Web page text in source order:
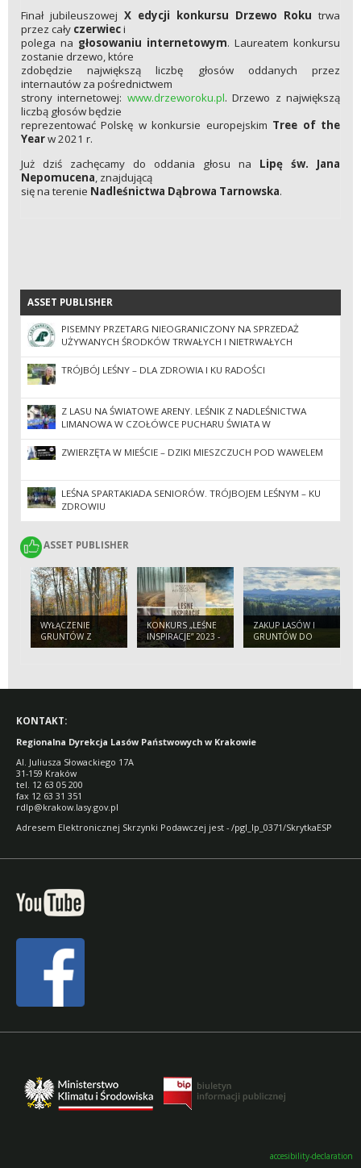
Finał jubileuszowej X edycji konkursu Drzewo Roku trwa
przez cały czerwieci
polega na głosowaniu internetowym. Laureatem konkursu
zostanie drzewo, które
zdobędzie największą liczbę głosów oddanych przez
internautów za pośrednictwem
strony internetowej: www.drzeworoku.pl. Drzewo z największą
liczbą głosów będzie
reprezentować Polskę w konkursie europejskim Tree of the
Yearw 2021 r.
Już dziś zachęcamy do oddania głosu na Lipę św. Jana
Nepomucena, znajdującą
się na terenie Nadleśnictwa Dąbrowa Tarnowska.
ASSET PUBLISHER
ASSET PUBLISHER
PISEMNY PRZETARG NIEOGRANICZONY NA SPRZEDAŻ
UŻYWANYCH ŚRODKÓW TRWAŁYCH I NIETRWAŁYCH
(DRUKARKI).
TRÓJBÓJ LEŚNY – DLA ZDROWIA I KU RADOŚCI
Z LASU NA ŚWIATOWE ARENY. LEŚNIK Z NADLEŚNICTWA
LIMANOWA W CZOŁÓWCE PUCHARU ŚWIATA W
PARATRIATLONIE
ZWIERZĘTA W MIEŚCIE – DZIKI MIESZCZUCH POD WAWELEM
LEŚNA SPARTAKIADA SENIORÓW. TRÓJBOJEM LEŚNYM – KU
ZDROWIU
ASSET PUBLISHER
ASSET PUBLISHER
WYŁĄCZENIE
GRUNTÓW Z
PRODUKCJI LEŚNEJ
KONKURS „LEŚNE
INSPIRACJE” 2023 -
ZAPRASZAMY!
ZAKUP LASÓW I
GRUNTÓW DO
ZALESIEŃ
KONTAKT:
Regionalna Dyrekcja Lasów Państwowych w Krakowie
Al. Juliusza Słowackiego 17A
31-159 Kraków
tel. 12 63 05 200
fax 12 63 31 351
rdlp@krakow.lasy.gov.pl
Adresem Elektronicznej Skrzynki Podawczej jest - /pgl_lp_0371/SkrytkaESP
accesibility-declaration